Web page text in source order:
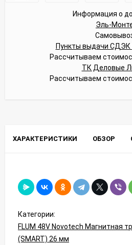
Информация о
Эль-
Пункты выдачи СДЭК
Рассчитываем
ТК Деловые
Рассчитываем
ХАРАКТЕРИСТИКИ ОБЗОР
Категории:
FLUM 48V Novotech Магнитная
(SMART) 26 мм